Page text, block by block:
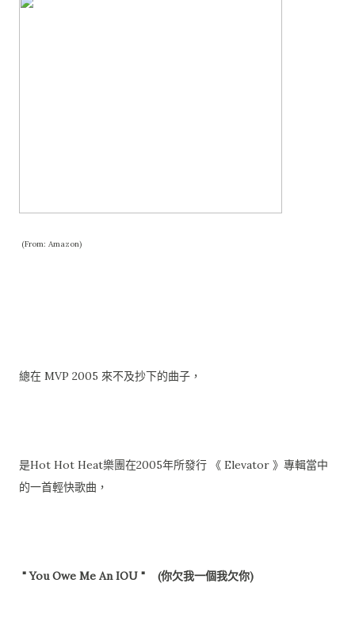
(From: Amazon)
總在 MVP 2005 來不及抄下的曲子，
是Hot Hot Heat樂團在2005年所發行 《 Elevator 》專輯當中
的一首輕快歌曲，
" You Owe Me An IOU " (你欠我一個我欠你)